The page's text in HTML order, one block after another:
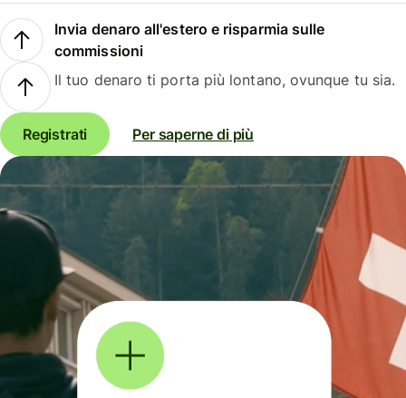
Invia denaro all'estero e risparmia sulle
commissioni
Il tuo denaro ti porta più lontano, ovunque tu sia.
Registrati Per saperne di più